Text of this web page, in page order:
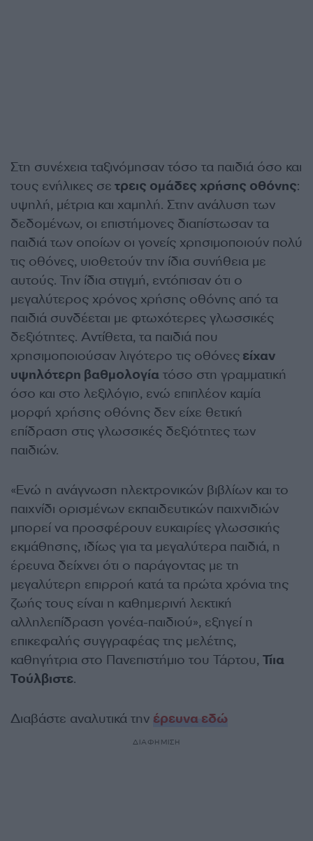
Στη συνέχεια ταξινόμησαν τόσο τα παιδιά όσο και
τους ενήλικες σε τρεις ομάδες χρήσης οθόνης:
υψηλή, μέτρια και χαμηλή. Στην ανάλυση των
δεδομένων, οι επιστήμονες διαπίστωσαν τα
παιδιά των οποίων οι γονείς χρησιμοποιούν πολύ
τις οθόνες, υιοθετούν την ίδια συνήθεια με
αυτούς. Την ίδια στιγμή, εντόπισαν ότι ο
μεγαλύτερος χρόνος χρήσης οθόνης από τα
παιδιά συνδέεται με φτωχότερες γλωσσικές
δεξιότητες. Αντίθετα, τα παιδιά που
χρησιμοποιούσαν λιγότερο τις οθόνες είχαν
υψηλότερη βαθμολογία τόσο στη γραμματική
όσο και στο λεξιλόγιο, ενώ επιπλέον καμία
μορφή χρήσης οθόνης δεν είχε θετική
επίδραση στις γλωσσικές δεξιότητες των
παιδιών.
«Ενώ η ανάγνωση ηλεκτρονικών βιβλίων και το
παιχνίδι ορισμένων εκπαιδευτικών παιχνιδιών
μπορεί να προσφέρουν ευκαιρίες γλωσσικής
εκμάθησης, ιδίως για τα μεγαλύτερα παιδιά, η
έρευνα δείχνει ότι ο παράγοντας με τη
μεγαλύτερη επιρροή κατά τα πρώτα χρόνια της
ζωής τους είναι η καθημερινή λεκτική
αλληλεπίδραση γονέα-παιδιού», εξηγεί η
επικεφαλής συγγραφέας της μελέτης,
καθηγήτρια στο Πανεπιστήμιο του Τάρτου, Τίια
Τούλβιστε.
Διαβάστε αναλυτικά την έρευνα εδώ
ΔΙΑΦΗΜΙΣΗ